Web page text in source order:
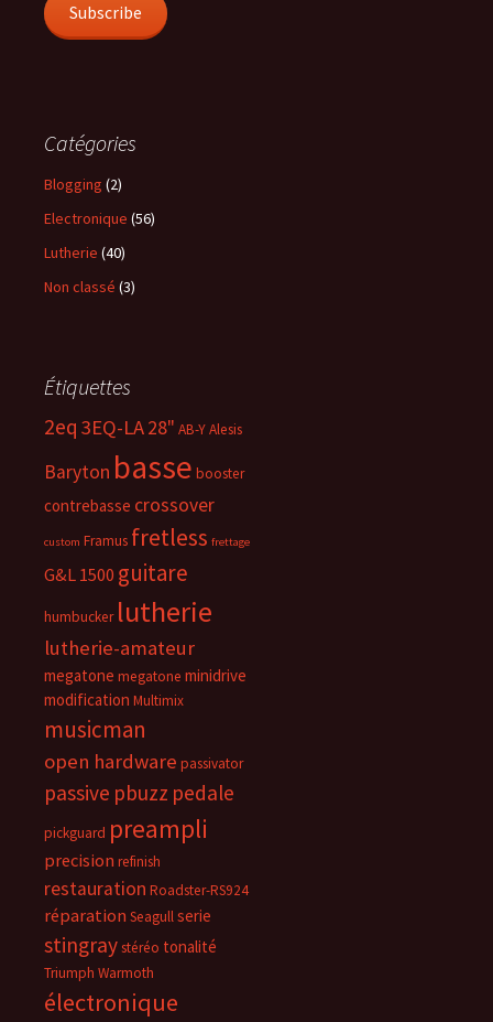
Subscribe
Catégories
Blogging (2)
Electronique (56)
Lutherie (40)
Non classé (3)
Étiquettes
2eq 3EQ-LA28" AB-YAlesis
Baryton basse booster
contrebasse crossover
custom Framus fretless frettage
G&L 1500 guitare
humbucker lutherie
lutherie-amateur
megatone megatone minidrive
modification Multimix
musicman
open hardware passivator
passive pbuzz pedale
pickguard preampli
precision refinish
restauration Roadster-RS924
réparation Seagullserie
stingraystéréo tonalité
Triumph Warmoth
électronique